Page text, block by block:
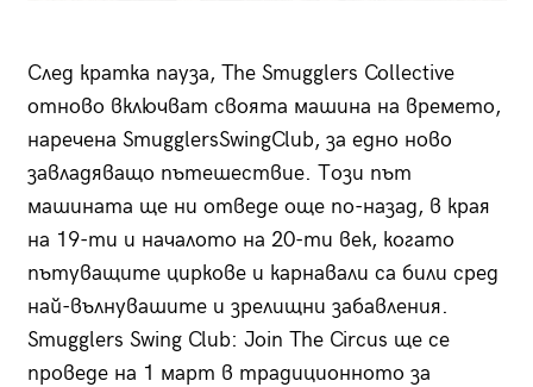
След кратка пауза, The Smugglers Collective
отново включват своята машина на времето,
наречена SmugglersSwingClub, за едно ново
завладяващо пътешествие. Този път
машината ще ни отведе още по-назад, в края
на 19-ти и началото на 20-ти век, когато
пътуващите циркове и карнавали са били сред
най-вълнувашите и зрелищни забавления.
Smugglers Swing Club: Join The Circus ще се
проведе на 1 март в традиционното за